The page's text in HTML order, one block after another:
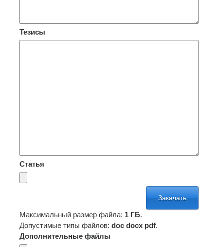
Тезисы
Статья
Максимальный размер файла: 1 ГБ.
Допустимые типы файлов: doc docx pdf.
Дополнительные файлы